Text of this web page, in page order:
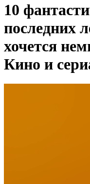
10
последних
хочется
Кино и